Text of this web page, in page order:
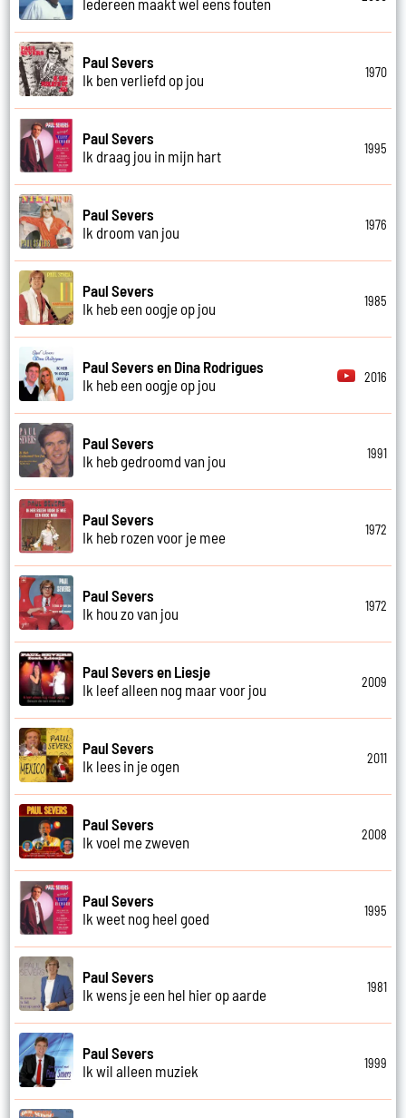
Paul Severs
Ik ben verliefd op jou
1970
Paul Severs
Ik draag jou in mijn hart
1995
Paul Severs
Ik droom van jou
1976
Paul Severs
Ik heb een oogje op jou
1985
Paul Severs en Dina Rodrigues
Ik heb een oogje op jou
2016
Paul Severs
Ik heb gedroomd van jou
1991
Paul Severs
Ik heb rozen voor je mee
1972
Paul Severs
Ik hou zo van jou
1972
Paul Severs en Liesje
Ik leef alleen nog maar voor jou
2009
Paul Severs
Ik lees in je ogen
2011
Paul Severs
Ik voel me zweven
2008
Paul Severs
Ik weet nog heel goed
1995
Paul Severs
Ik wens je een hel hier op aarde
1981
Paul Severs
Ik wil alleen muziek
1999